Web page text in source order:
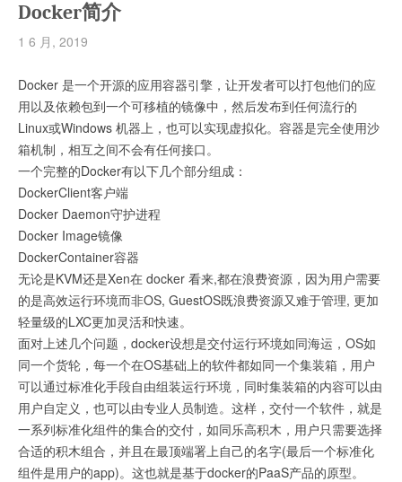
Docker简介
1 6 月, 2019
Docker 是一个开源的应用容器引擎，让开发者可以打包他们的应
用以及依赖包到一个可移植的镜像中，然后发布到任何流行的
Linux或Windows 机器上，也可以实现虚拟化。容器是完全使用沙
箱机制，相互之间不会有任何接口。
一个完整的Docker有以下几个部分组成：
DockerClient客户端
Docker Daemon守护进程
Docker Image镜像
DockerContainer容器
无论是KVM还是Xen在 docker 看来,都在浪费资源，因为用户需要
的是高效运行环境而非OS, GuestOS既浪费资源又难于管理, 更加
轻量级的LXC更加灵活和快速。
面对上述几个问题，docker设想是交付运行环境如同海运，OS如
同一个货轮，每一个在OS基础上的软件都如同一个集装箱，用户
可以通过标准化手段自由组装运行环境，同时集装箱的内容可以由
用户自定义，也可以由专业人员制造。这样，交付一个软件，就是
一系列标准化组件的集合的交付，如同乐高积木，用户只需要选择
合适的积木组合，并且在最顶端署上自己的名字(最后一个标准化
组件是用户的app)。这也就是基于docker的PaaS产品的原型。